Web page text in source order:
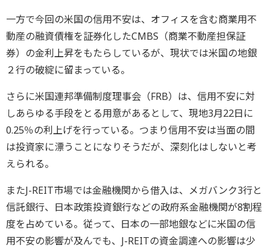
一方で今回の米国の信用不安は、オフィスを含む商業用不
動産の融資債権を証券化したCMBS（商業不動産担保証
券）の金利上昇をもたらしているが、現状では米国の地銀
２行の破綻に留まっている。
さらに米国連邦準備制度理事会（FRB）は、信用不安に対
しあらゆる手段をとる用意があるとして、現地3月22日に
0.25％の利上げを行っている。つまり信用不安は当面の間
は投資家に漂うことになりそうだが、深刻化はしないと考
えられる。
またJ-REIT市場では金融機関から借入は、メガバンク3行と
信託銀行、日本政策投資銀行などの政府系金融機関が8割程
度を占めている。従って、日本の一部地銀などに米国の信
用不安の影響が及んでも、J-REITの資金調達への影響は少